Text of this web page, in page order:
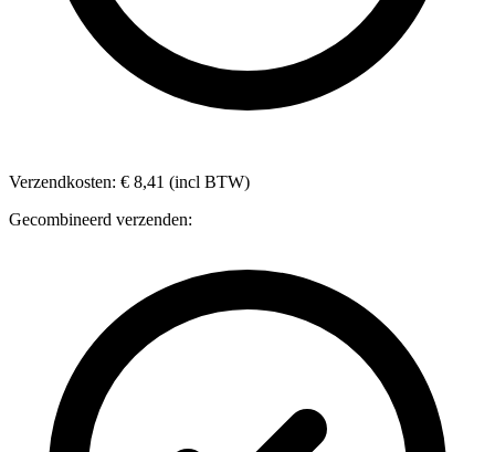
Verzendkosten: € 8,41 (incl BTW)
Gecombineerd verzenden: